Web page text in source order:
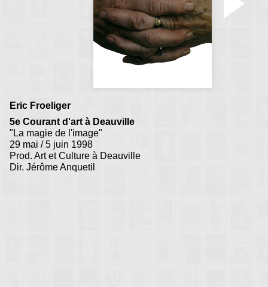
Eric Froeliger
5e Courant d'art à Deauville
"La magie de l'image"
29 mai / 5 juin 1998
Prod. Art et Culture à Deauville
Dir. Jérôme Anquetil